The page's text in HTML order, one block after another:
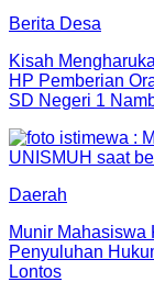
Berita Desa
Kisah
HP Pemberian
SD Negeri 1
Daerah
Munir Mahasiswa
Penyuluhan
Lontos